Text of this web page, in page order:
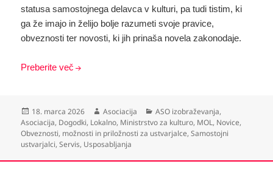
statusa samostojnega delavca v kulturi, pa tudi tistim, ki
ga že imajo in želijo bolje razumeti svoje pravice,
obveznosti ter novosti, ki jih prinaša novela zakonodaje.
Preberite več
Objavljeno
dne
18. marca 2026 Avtor
Asociacija Kategorije
ASO izobraževanja,
Asociacija, Dogodki, Lokalno, Ministrstvo za kulturo, MOL, Novice,
Obveznosti, možnosti in priložnosti za ustvarjalce,Samostojni
ustvarjalci,Servis, Usposabljanja